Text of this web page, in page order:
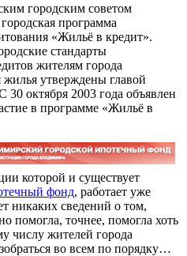
городским советом
программа
«Жильё в кредит».
стандарты
жителям города
утверждены главой
30 октября 2003 года объявлен
в программе «Жильё в
которой и существует
фонд, работает уже
никаких сведений о том,
помогла, точнее, помогла хоть
числу жителей города
во всем по порядку…